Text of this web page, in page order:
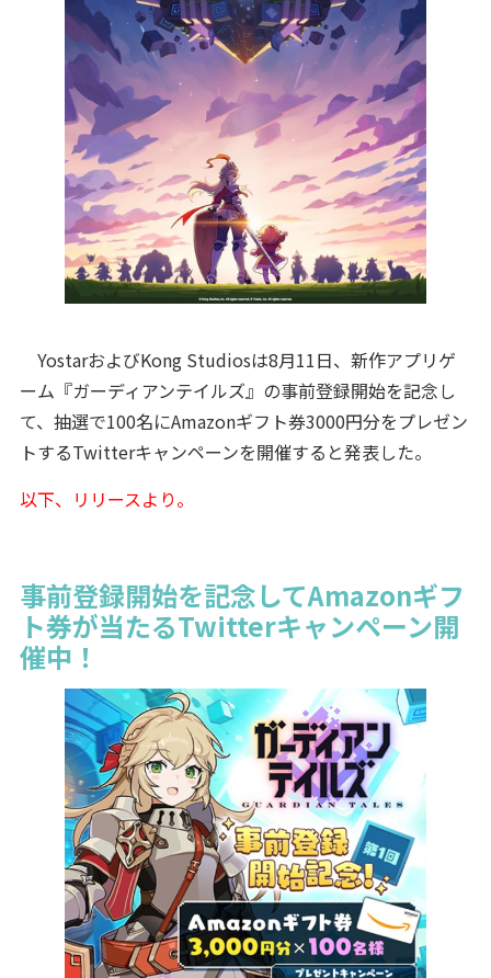
YostarおよびKong Studiosは8月11日、新作アプリゲ
ーム『ガーディアンテイルズ』の事前登録開始を記念し
て、抽選で100名にAmazonギフト券3000円分をプレゼン
トするTwitterキャンペーンを開催すると発表した。
以下、リリースより。
事前登録開始を記念してAmazonギフ
ト券が当たるTwitterキャンペーン開
催中！